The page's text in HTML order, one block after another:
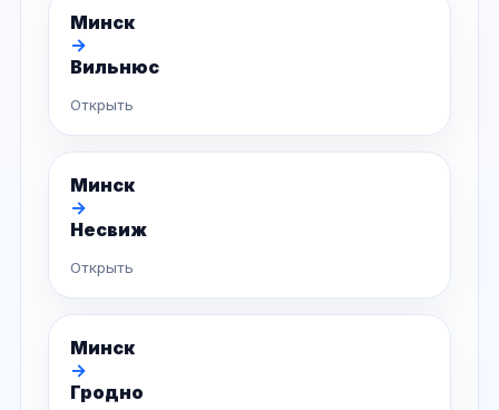
Минск
→
Вильнюс
Открыть
Минск
→
Несвиж
Открыть
Минск
→
Гродно